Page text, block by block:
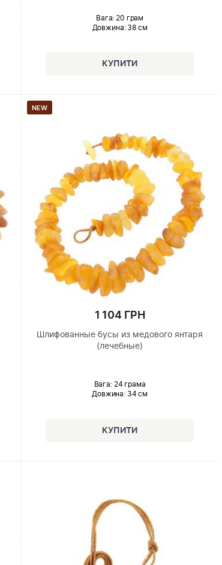
Вага: 20 грам
Довжина:38 см
NEW
1 104 ГРН
Шлифованные бусы из медового янтаря
(лечебные)
Вага: 24 грама
Довжина:34 см